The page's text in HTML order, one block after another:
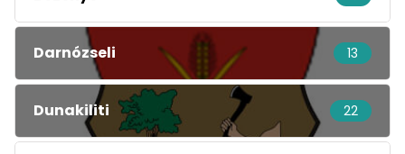
Darnózseli 13
Dunakiliti 22